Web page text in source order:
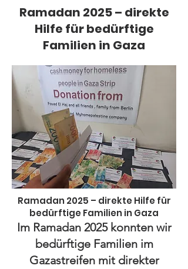
Ramadan 2025 – direkte
Hilfe für bedürftige
Familien in Gaza
Ramadan 2025 – direkte Hilfe für
bedürftige Familien in Gaza
Im Ramadan 2025 konnten wir
bedürftige Familien im
Gazastreifen mit direkter